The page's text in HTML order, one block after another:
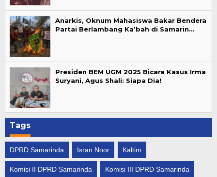
Anarkis, Oknum Mahasiswa Bakar Bendera
Partai Berlambang Ka’bah di Samarin…
Presiden BEM UGM 2025 Bicara Kasus Irma
Suryani, Agus Shali: Siapa Dia!
Tags
DPRD Samarinda Isran Noor Kaltim
Komisi II DPRD Samarinda Komisi III DPRD Samarinda